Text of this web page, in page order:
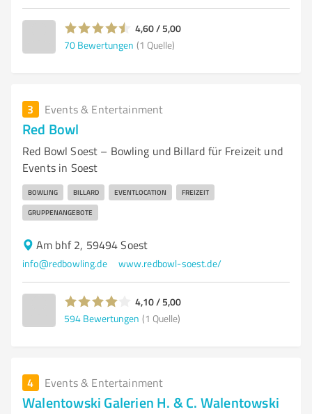
4,60 / 5,00
70 Bewertungen (1 Quelle)
3 Events & Entertainment
Red Bowl
Red Bowl Soest – Bowling und Billard für Freizeit und
Events in Soest
BOWLING BILLARD EVENTLOCATION FREIZEIT
GRUPPENANGEBOTE
Am bhf 2, 59494 Soest
info@redbowling.de www.redbowl-soest.de/
4,10 / 5,00
594 Bewertungen (1 Quelle)
4 Events & Entertainment
Walentowski Galerien H. & C. Walentowski